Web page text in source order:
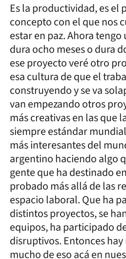
Es la productividad, es el
concepto con el que nos
estar en paz. Ahora
dura ocho meses o dura
ese proyecto veré otro
esa cultura de que el
construyendo y se va
van empezando otros
más creativas en las que
siempre estándar
más interesantes del
argentino haciendo algo
gente que ha destinado
probado más allá de las
espacio laboral. Que ha
distintos proyectos, se
equipos, ha participado
disruptivos. Entonces
mucho de eso acá en